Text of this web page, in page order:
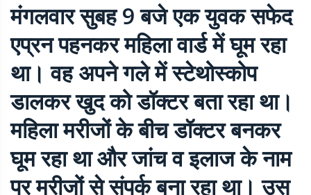
मंगलवार सुबह 9 बजे एक युवक सफेद
एप्रन पहनकर महिला वार्ड में घूम रहा
था। वह अपने गले में स्टेथोस्कोप
डालकर खुद को डॉक्टर बता रहा था।
महिला मरीजों के बीच डॉक्टर बनकर
घूम रहा था और जांच व इलाज के नाम
पर मरीजों से संपर्क बना रहा था। उस